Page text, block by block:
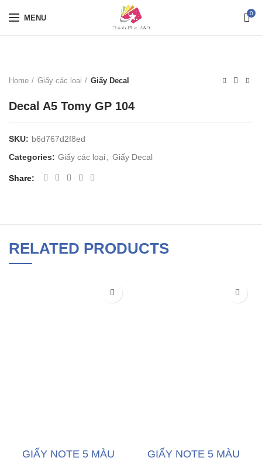
MENU 0
Home Giấy các loại Giấy Decal
Decal A5 Tomy GP 104
SKU: b6d767d2f8ed
Categories: Giấy các loại Giấy Decal
Share
RELATED PRODUCTS
GIẤY NOTE 5 MÀU
GIẤY NOTE 5 MÀU